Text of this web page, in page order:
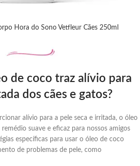
Hora do Sono Vetfleur Cães 250ml
de coco traz alívio para
dos cães e gatos?
alívio para a pele seca e irritada, o óleo
suave e eficaz para nossos amigos
específicas para usar o óleo de coco
de problemas de pele, como